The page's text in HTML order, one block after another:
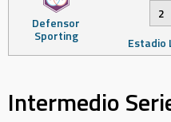
Defensor
Sporting
2
Estadio
Intermedio